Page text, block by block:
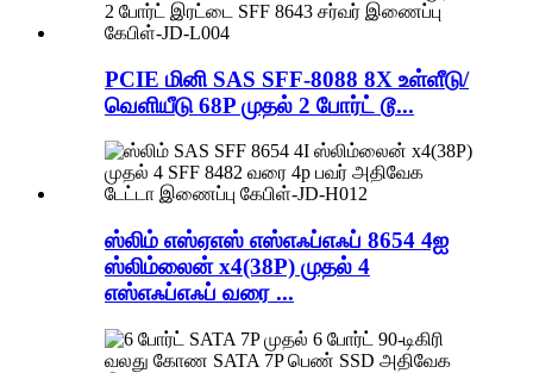
PCIE மினி SAS SFF-8088 8X உள்ளீடு/
வெளியீடு 68P முதல் 2 போர்ட் டூ...
ஸ்லிம் எஸ்ஏஎஸ் எஸ்எஃப்எஃப் 8654 4ஐ
ஸ்லிம்லைன் x4(38P) முதல் 4
எஸ்எஃப்எஃப் வரை ...